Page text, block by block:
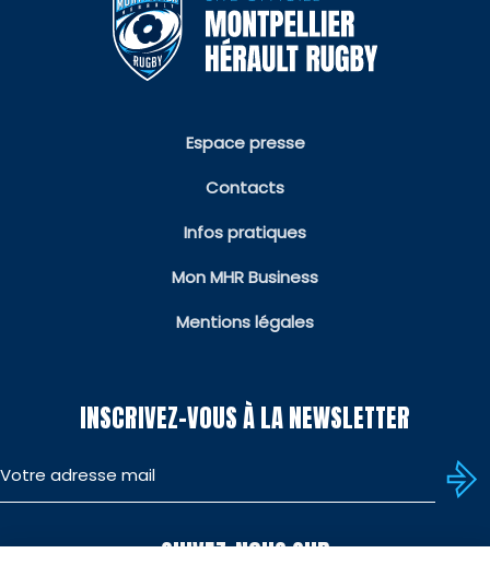
Espace presse
Contacts
Infos pratiques
Mon MHR Business
Mentions légales
INSCRIVEZ-VOUS À LA NEWSLETTER
SUIVEZ-NOUS SUR